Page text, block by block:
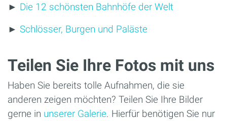
► Die 12 schönsten Bahnhöfe der Welt
► Schlösser, Burgen und Paläste
Teilen Sie Ihre Fotos mit uns
Haben Sie bereits tolle Aufnahmen, die sie
anderen zeigen möchten? Teilen Sie Ihre Bilder
gerne in unserer Galerie. Hierfür benötigen Sie nur